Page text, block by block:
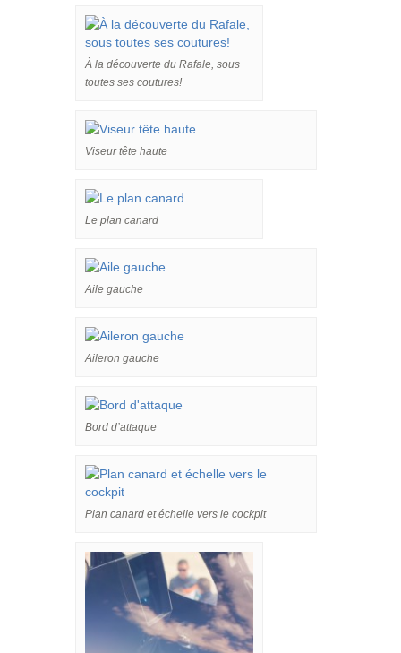
À la découverte du Rafale, sous
toutes ses coutures!
Viseur tête haute
Le plan canard
Aile gauche
Aileron gauche
Bord d’attaque
Plan canard et échelle vers le cockpit